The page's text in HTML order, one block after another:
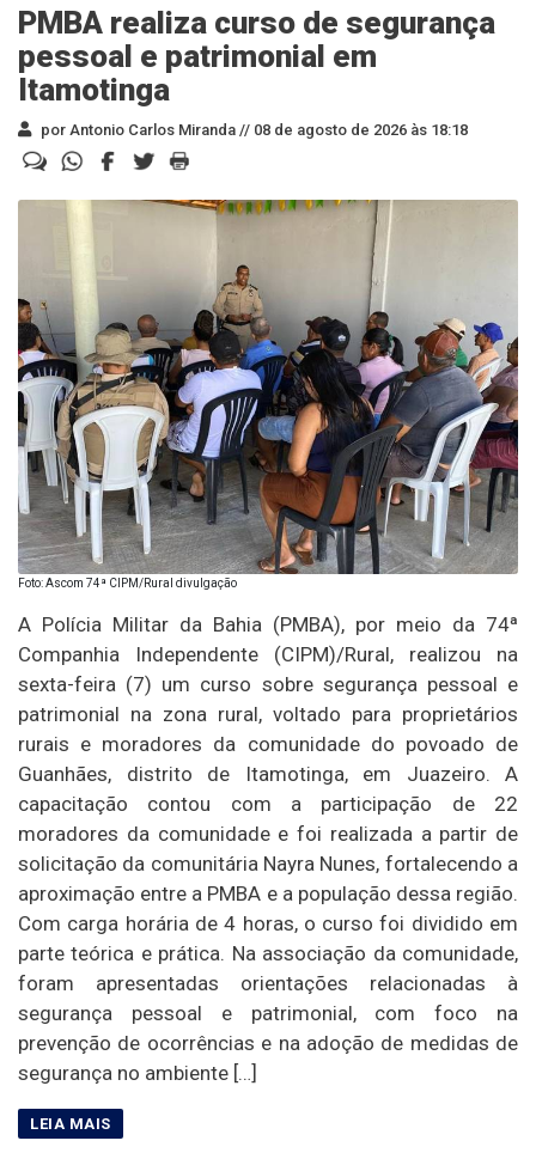
PMBA realiza curso de segurança
pessoal e patrimonial em
Itamotinga
por Antonio Carlos Miranda // 08 de agosto de 2026 às 18:18
Foto: Ascom 74ª CIPM/Rural divulgação
A Polícia Militar da Bahia (PMBA), por meio da 74ª
Companhia Independente (CIPM)/Rural, realizou na
sexta-feira (7) um curso sobre segurança pessoal e
patrimonial na zona rural, voltado para proprietários
rurais e moradores da comunidade do povoado de
Guanhães, distrito de Itamotinga, em Juazeiro. A
capacitação contou com a participação de 22
moradores da comunidade e foi realizada a partir de
solicitação da comunitária Nayra Nunes, fortalecendo a
aproximação entre a PMBA e a população dessa região.
Com carga horária de 4 horas, o curso foi dividido em
parte teórica e prática. Na associação da comunidade,
foram apresentadas orientações relacionadas à
segurança pessoal e patrimonial, com foco na
prevenção de ocorrências e na adoção de medidas de
segurança no ambiente […]